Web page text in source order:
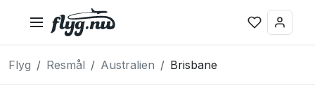
Flyg Resmål Australien Brisbane